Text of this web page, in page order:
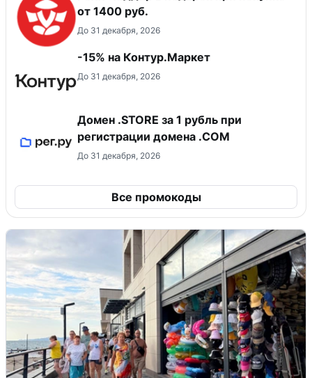
от 1400 руб.
До 31 декабря, 2026
-15% на Контур.Маркет
До 31 декабря, 2026
Домен .STORE за 1 рубль при
регистрации домена .COM
До 31 декабря, 2026
Все промокоды